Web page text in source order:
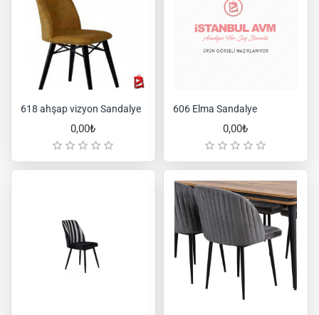
618 ahşap vizyon Sandalye
0,00₺
606 Elma Sandalye
0,00₺